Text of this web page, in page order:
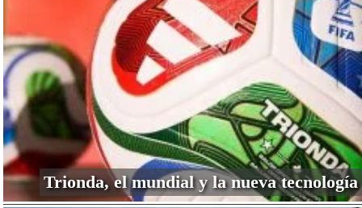
Trionda, el mundial y la nueva tecnología